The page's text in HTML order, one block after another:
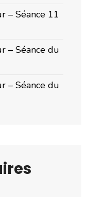
– Séance 11
– Séance du
– Séance du